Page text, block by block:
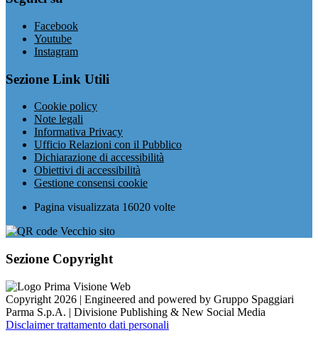
Facebook
Youtube
Instagram
Sezione Link Utili
Cookie policy
Note legali
Informativa Privacy
Ufficio Relazioni con il Pubblico
Dichiarazione di accessibilità
Obiettivi di accessibilità
Gestione consensi cookie
Pagina visualizzata 16020 volte
Sezione Copyright
Copyright 2026 | Engineered and powered by Gruppo Spaggiari
Parma S.p.A. | Divisione Publishing & New Social Media
Disclaimer trattamento dati personali